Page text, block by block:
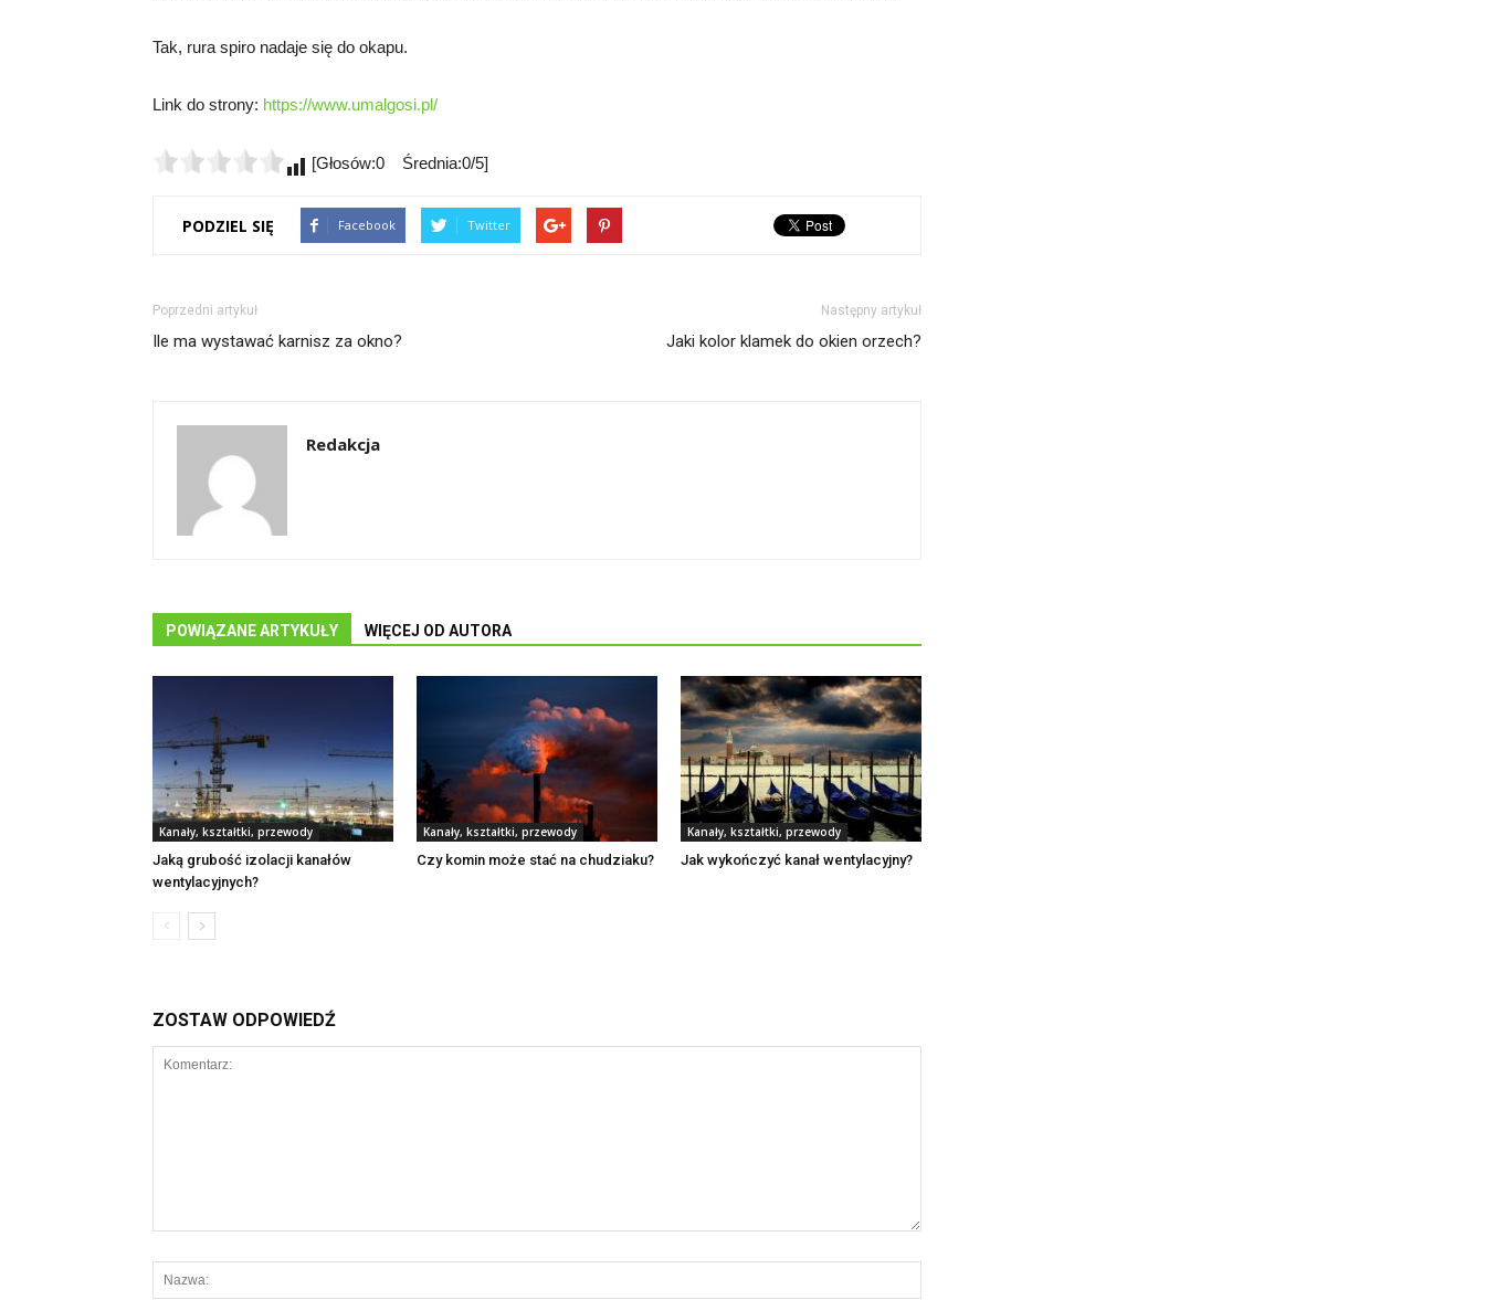
Tak, rura spiro nadaje się do okapu.
Link do strony: https://www.umalgosi.pl/
[Głosów:0 Średnia:0/5]
PODZIEL SIĘ Facebook Twitter
Poprzedni artykuł
Ile ma wystawać karnisz za okno?
Następny artykuł
Jaki kolor klamek do okien orzech?
Redakcja
POWIĄZANE ARTYKUŁY WIĘCEJ OD AUTORA
Kanały, kształtki, przewody
Jaką grubość izolacji kanałów
wentylacyjnych?
Kanały, kształtki, przewody
Czy komin może stać na chudziaku?
Kanały, kształtki, przewody
Jak wykończyć kanał wentylacyjny?
ZOSTAW ODPOWIEDŹ